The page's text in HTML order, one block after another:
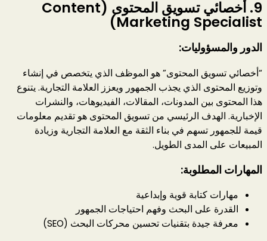
9. أخصائي تسويق المحتوى (Content
Marketing Specialist)
الدور والمسؤوليات:
“أخصائي تسويق المحتوى” هو الموظف الذي يتخصص في إنشاء
وتوزيع المحتوى الذي يجذب الجمهور ويعزز العلامة التجارية. يتنوع
هذا المحتوى بين المدونات، المقالات، الفيديوهات، والنشرات
الإخبارية. الهدف الرئيسي من تسويق المحتوى هو تقديم معلومات
قيمة للجمهور تسهم في بناء الثقة مع العلامة التجارية وزيادة
المبيعات على المدى الطويل.
المهارات المطلوبة:
مهارات كتابة قوية وإبداعية
القدرة على البحث وفهم احتياجات الجمهور
معرفة جيدة بتقنيات تحسين محركات البحث (SEO)